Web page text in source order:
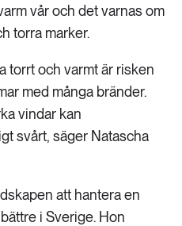
vår och det varnas om
torra marker.
torrt och varmt är risken
med många bränder.
vindar kan
svårt, säger Natascha
att hantera en
i Sverige. Hon